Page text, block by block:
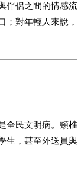
伴侶之間的情感流
；對年輕人來說，
全民文明病。頸椎
生，甚至外送員與